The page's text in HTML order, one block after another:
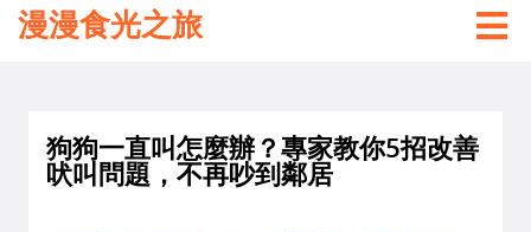
漫漫食光之旅
狗狗一直叫怎麼辦？專家教你5招改善
吠叫問題，不再吵到鄰居